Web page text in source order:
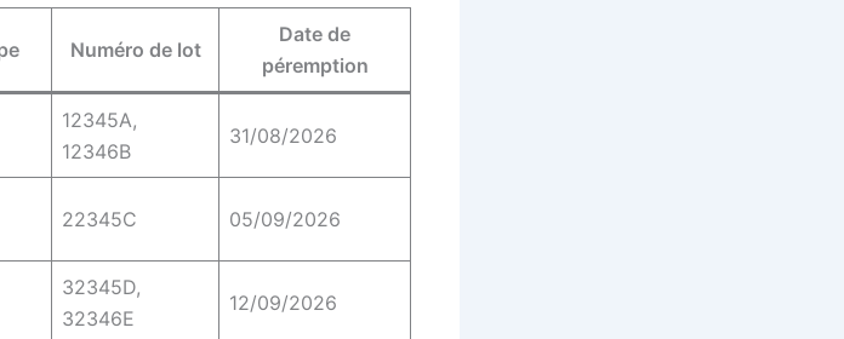
Numéro de lot
Date de
péremption
12345A,
12346B
31/08/2026
22345C 05/09/2026
32345D,
32346E
12/09/2026